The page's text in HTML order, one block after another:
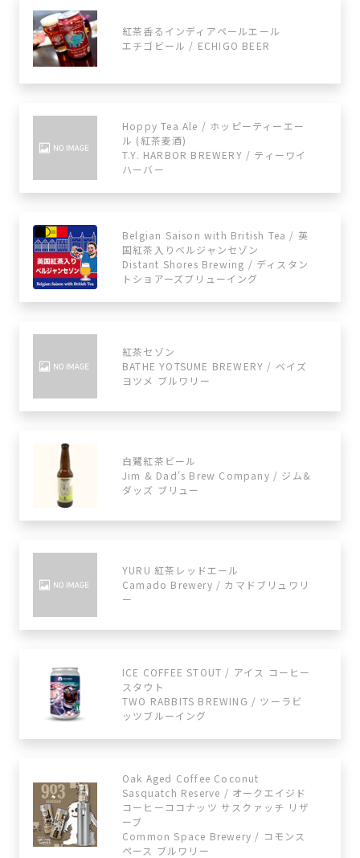
紅茶香るインディアペールエール
エチゴビール / ECHIGO BEER
Hoppy Tea Ale / ホッピーティーエー
ル (紅茶麦酒)
T.Y. HARBOR BREWERY / ティーワイ
ハーバー
Belgian Saison with British Tea / 英
国紅茶入りベルジャンセゾン
Distant Shores Brewing / ディスタン
トショアーズブリューイング
紅茶セゾン
BATHE YOTSUME BREWERY / ベイズ
ヨツメ ブルワリー
白鷺紅茶ビール
Jim & Dad's Brew Company / ジム&
ダッズ ブリュー
YURU 紅茶レッドエール
Camado Brewery / カマドブリュワリ
ー
ICE COFFEE STOUT / アイス コーヒー
スタウト
TWO RABBITS BREWING / ツーラビ
ッツブルーイング
Oak Aged Coffee Coconut
Sasquatch Reserve / オークエイジド
コーヒーココナッツ サスクァッチ リザ
ーブ
Common Space Brewery / コモンス
ペース ブルワリー